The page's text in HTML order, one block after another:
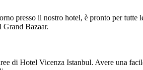
presso il nostro hotel, è pronto per
Bazaar.
di Hotel Vicenza Istanbul. Avere una